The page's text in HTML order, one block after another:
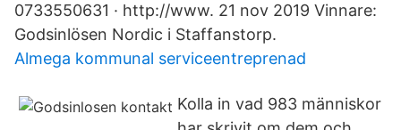
0733550631 · http://www. 21 nov 2019 Vinnare:
Godsinlösen Nordic i Staffanstorp.
Almega kommunal serviceentreprenad
Kolla in vad 983 människor